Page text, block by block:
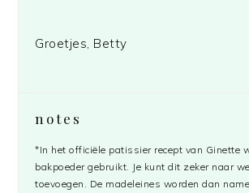
Groetjes, Betty
notes
*In het officiële patissier recept van Ginette
bakpoeder gebruikt. Je kunt dit zeker naar
toevoegen. De madeleines worden dan